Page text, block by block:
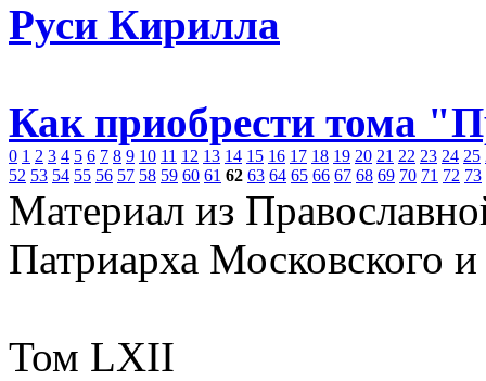
Руси Кирилла
Как приобрести тома
0 1 2 3 4 5 6 7 8 9 10 11 12 13 14 15 16 17 18 19 20 21 22 23 24 25
52 53 54 55 56 57 58 59 60 61 62 63 64 65 66 67 68 69 70 71 72 73
Материал из
Патриарха Московского
Том LXII